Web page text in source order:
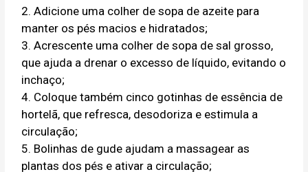
2. Adicione uma colher de sopa de azeite para
manter os pés macios e hidratados;
3. Acrescente uma colher de sopa de sal grosso,
que ajuda a drenar o excesso de líquido, evitando o
inchaço;
4. Coloque também cinco gotinhas de essência de
hortelã, que refresca, desodoriza e estimula a
circulação;
5. Bolinhas de gude ajudam a massagear as
plantas dos pés e ativar a circulação;